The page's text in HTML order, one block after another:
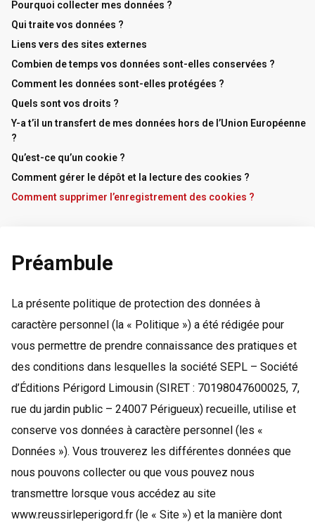
Préambule
La présente politique de protection des données à
caractère personnel (la « Politique ») a été rédigée pour
vous permettre de prendre connaissance des pratiques et
des conditions dans lesquelles la société SEPL – Société
d’Éditions Périgord Limousin (SIRET : 70198047600025, 7,
rue du jardin public – 24007 Périgueux) recueille, utilise et
conserve vos données à caractère personnel (les «
Données »). Vous trouverez les différentes données que
nous pouvons collecter ou que vous pouvez nous
transmettre lorsque vous accédez au site
www.reussirleperigord.fr (le « Site ») et la manière dont
Pourquoi collecter mes données ?
Qui traite vos données ?
Liens vers des sites externes
Combien de temps vos données sont-elles conservées ?
Comment les données sont-elles protégées ?
Quels sont vos droits ?
Y-a t’il un transfert de mes données hors de l’Union Européenne
?
Qu’est-ce qu’un cookie ?
Comment gérer le dépôt et la lecture des cookies ?
Comment supprimer l’enregistrement des cookies ?